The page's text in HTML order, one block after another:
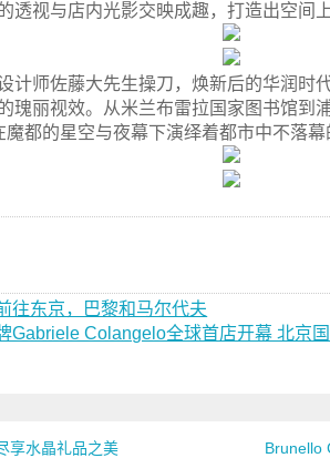
透视与店内光影交映成趣，打造出空间
计师佐藤大先生操刀，焕新后的华润时
瑰丽视效。从米兰布雷拉国家图书馆到
都的星空与夜幕下演绎着都市中不落幕
往东京，巴黎和马尔代夫
Gabriele Colangelo全球首店开幕 北京
享水晶礼品之美
Brunello